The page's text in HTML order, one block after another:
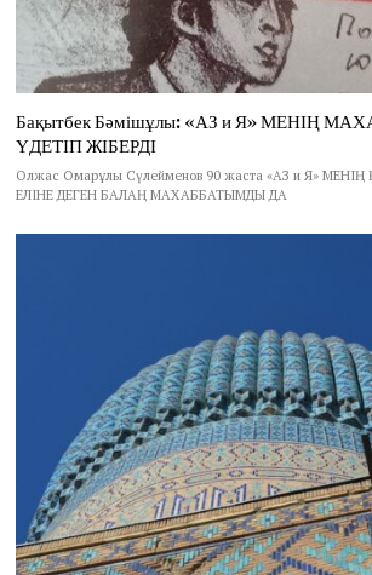
Бақытбек Бәмішұлы: «АЗ и Я» МЕНІҢ
ҮДЕТІП ЖІБЕРДІ
Олжас Омарұлы Сүлейменов 90 жаста «АЗ и Я»
ЕЛІНЕ ДЕГЕН БАЛАҢ МАХАББАТЫМДЫ ДА